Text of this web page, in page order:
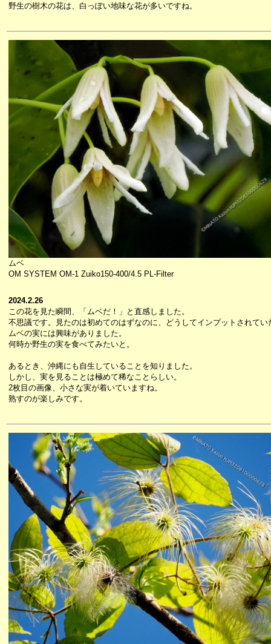
野生の樹木の花は、白っぽい地味な花が多いですね。
ムベ
OM SYSTEM OM-1 Zuiko150-400/4.5 PL-Filter
2024.2.26
この花を見た瞬間、「ムベだ！」と直感しました。
不思議です。見たのは初めてのはずなのに、どうしてインプットされてい
ムベの実には興味がありました。
何時か野生の実を食べてみたいと。
あるとき、沖縄にも自生していることを知りました。
しかし、実を見ることは極めて稀なことらしい。
2枚目の画像、小さな実が着いていますね。
熟すのが楽しみです。